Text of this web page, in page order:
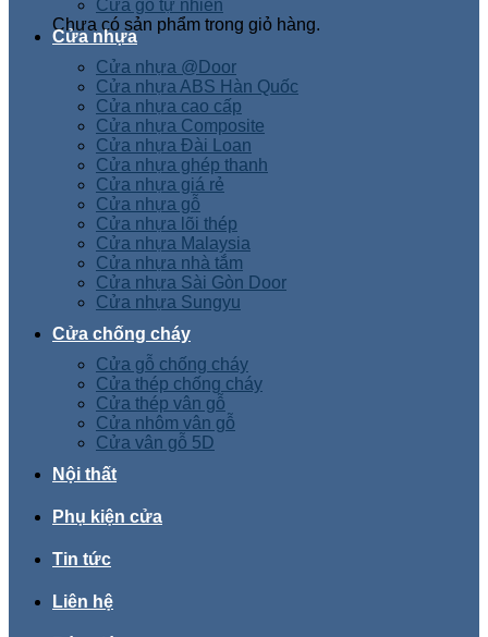
Chưa có sản phẩm trong giỏ hàng.
Cửa gỗ tự nhiên
Cửa nhựa
Cửa nhựa @Door
Cửa nhựa ABS Hàn Quốc
Cửa nhựa cao cấp
Cửa nhựa Composite
Cửa nhựa Đài Loan
Cửa nhựa ghép thanh
Cửa nhựa giá rẻ
Cửa nhựa gỗ
Cửa nhựa lõi thép
Cửa nhựa Malaysia
Cửa nhựa nhà tắm
Cửa nhựa Sài Gòn Door
Cửa nhựa Sungyu
Cửa chống cháy
Cửa gỗ chống cháy
Cửa thép chống cháy
Cửa thép vân gỗ
Cửa nhôm vân gỗ
Cửa vân gỗ 5D
Nội thất
Phụ kiện cửa
Tin tức
Liên hệ